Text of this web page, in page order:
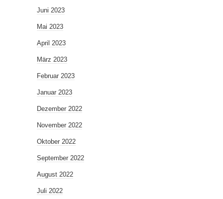
Juni 2023
Mai 2023
April 2023
März 2023
Februar 2023
Januar 2023
Dezember 2022
November 2022
Oktober 2022
September 2022
August 2022
Juli 2022